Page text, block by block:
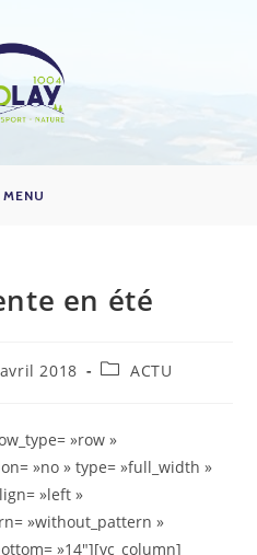
MENU
en été
2018
PostACTU
»row »
»no » type= »full_width »
»left »
»without_pattern »
»14″][vc_column]